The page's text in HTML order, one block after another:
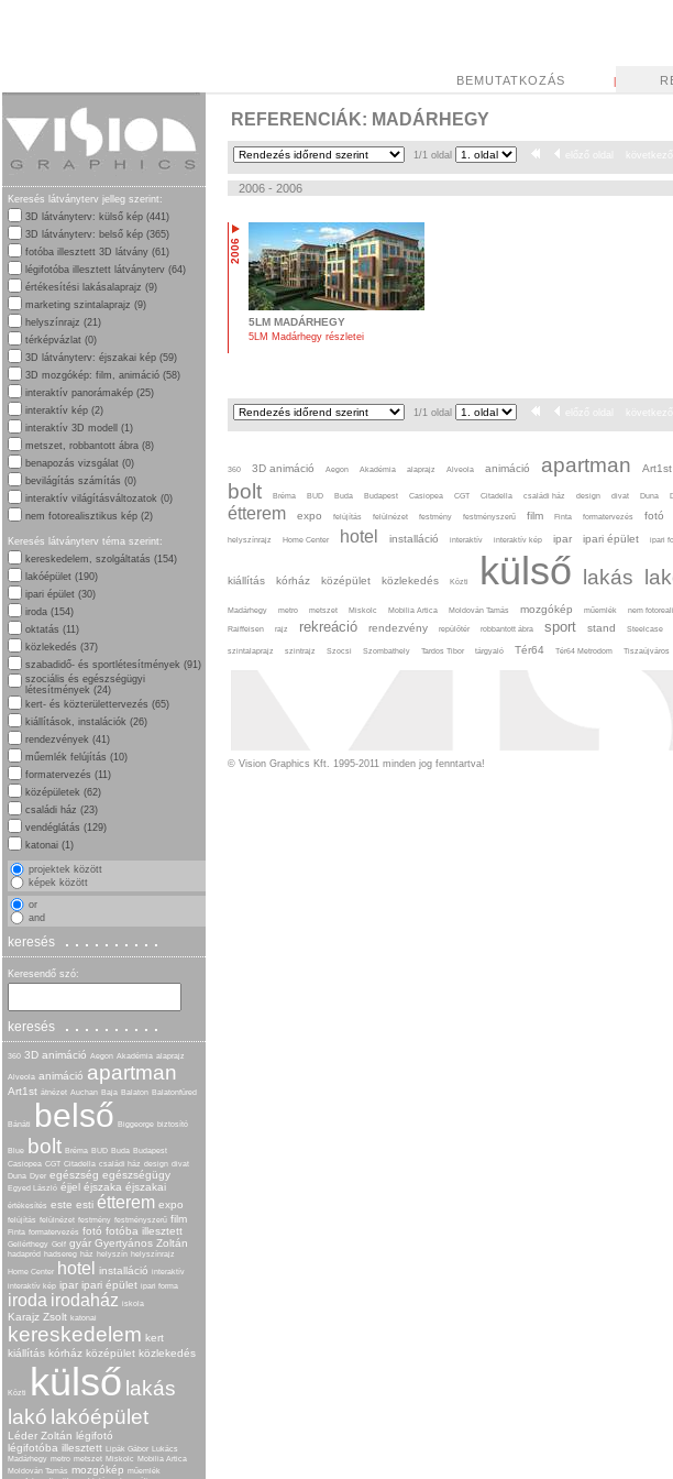
BEMUTATKOZÁS
Keresés látványterv jelleg szerint:
3D látványterv: külső kép (441)
3D látványterv: belső kép (365)
fotóba illesztett 3D látvány (61)
légifotóba illesztett látványterv (64)
értékesítési lakásalaprajz (9)
marketing szintalaprajz (9)
helyszínrajz (21)
térképvázlat (0)
3D látványterv: éjszakai kép (59)
3D mozgókép: film, animáció (58)
interaktív panorámakép (25)
interaktív kép (2)
interaktív 3D modell (1)
metszet, robbantott ábra (8)
benapozás vizsgálat (0)
bevilágítás számítás (0)
interaktív világításváltozatok (0)
nem fotorealisztikus kép (2)
Keresés látványterv téma szerint:
kereskedelem, szolgáltatás (154)
lakóépület (190)
ipari épület (30)
iroda (154)
oktatás (11)
közlekedés (37)
szabadidő- és sportlétesítmények (91)
szociális és egészségügyi
létesítmények (24)
kert- és közterülettervezés (65)
kiállítások, instalációk (26)
rendezvények (41)
műemlék felújítás (10)
formatervezés (11)
középületek (62)
családi ház (23)
vendéglátás (129)
katonai (1)
projektek között
képek között
or
and
keresés ..........
Keresendő szó:
keresés ..........
360 3D animáció Aegon Akadémia alaprajz
Alveola animáció apartman
Art1st átnézet Auchan Baja Balaton Balatonfüred
Bánáti belső Biggeorge biztosító
Blue bolt Bréma BUD Buda Budapest
Casiopea CGT Citadella családi ház design divat
Duna Dyer egészség egészségügy
Egyed László éjjel éjszaka éjszakai
értékesítés este esti étterem expo
felújítás felülnézet festmény festményszerű film
Finta formatervezés fotó fotóba illesztett
Gellérthegy Golf gyár Gyertyános Zoltán
hadapród hadsereg ház helyszín helyszínrajz
Home Center hotel installáció interaktív
interaktív kép ipar ipari épület ipari forma
iroda irodaház iskola
Karajz Zsolt katonai
kereskedelem kert
kiállítás kórház középület közlekedés
Közti külső lakás
lakó lakóépület
Léder Zoltán légifotó
légifotóba illesztett Lipák Gábor Lukács
Madárhegy metro metszet Miskolc Mobilia Artica
Moldován Tamás mozgókép műemlék
REFERENCIÁK: MADÁRHEGY
1/1 oldal előző oldal következő
2006 - 2006
2006
5LM MADÁRHEGY
5LM Madárhegy részletei
1/1 oldal előző oldal következő
360 3D animáció Aegon Akadémia alaprajz Alveola animáció apartman Art1st
bolt Bréma BUD Buda Budapest Casiopea CGT Citadella családi ház design divat Duna
étterem expo felújítás felülnézet festmény festményszerű film Finta formatervezés fotó
helyszínrajz Home Center hotel installáció interaktív interaktív kép ipar ipari épület ipari
kiállítás kórház középület közlekedés Közti külső lakás
Madárhegy metro metszet Miskolc Mobilia Artica Moldován Tamás mozgókép műemlék nem
Raiffeisen
rajz rekreáció rendezvény repülőtér robbantott ábra sport stand Steelcase
szintalaprajz szintrajz Szocsi Szombathely Tardos Tibor tárgyaló Tér64 Tér64 Metrodom Tiszaújváros
© Vision Graphics Kft. 1995-2011 minden jog fenntartva!